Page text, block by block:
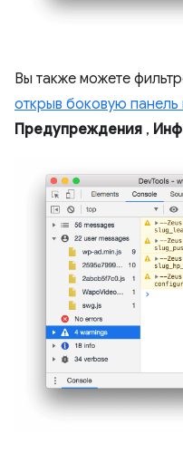
Вы также можете
открыв боковую панель
Предупреждения ,